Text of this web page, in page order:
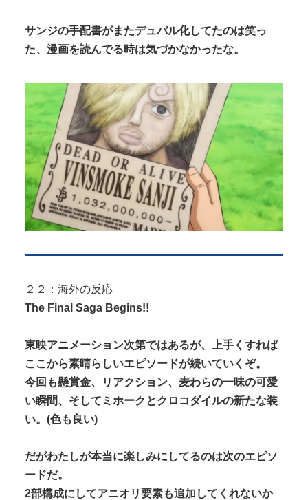
サンジの手配書がまたデュバル化してたのは笑っ
た、漫画を読んでる時は気づかなかったな。
２２：海外の反応
The Final Saga Begins!!
東映アニメーション次第ではあるが、上手くすれば
ここから素晴らしいエピソードが続いていくぞ。
今回も懸賞金、リアクション、麦わらの一味の可愛
い瞬間、そしてミホークとクロコダイルの新たな装
い。(色も良い)
だがわたしが本当に楽しみにしてるのは次のエピソ
ードだ。
2部構成にしてアニオリ要素も追加してくれないか